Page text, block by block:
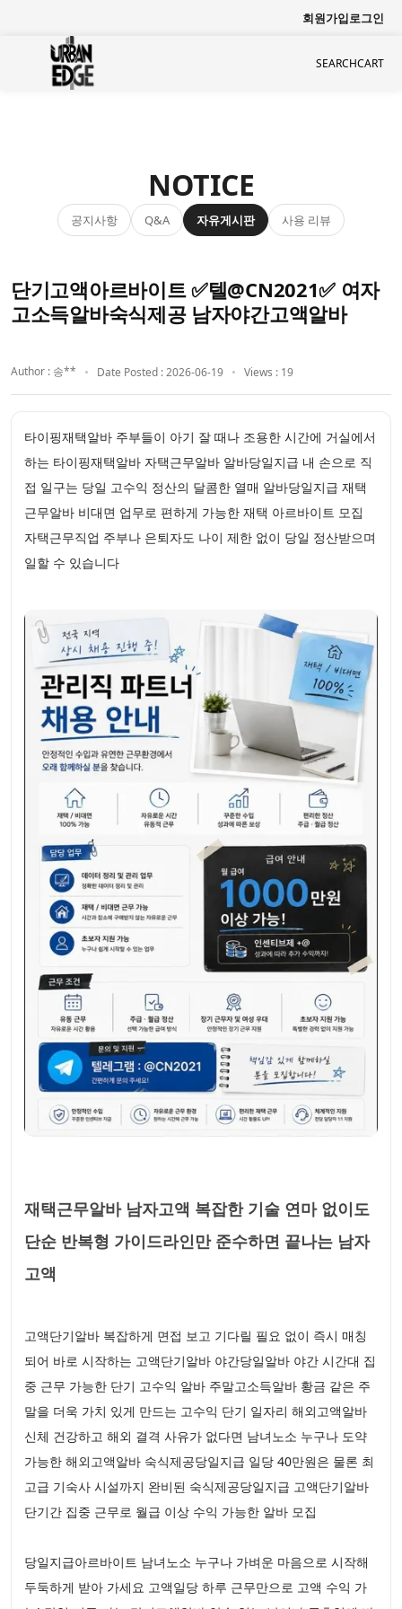
회원가입로그인
SEARCHCART
NOTICE
공지사항 Q&A 자유게시판 사용 리뷰
단기고액아르바이트 ✅텔@CN2021✅ 여자
고소득알바숙식제공 남자야간고액알바
Author : 송** Date Posted : 2026-06-19 Views : 19
타이핑재택알바 주부들이 아기 잘 때나 조용한 시간에 거실에서
하는 타이핑재택알바 자택근무알바 알바당일지급 내 손으로 직
접 일구는 당일 고수익 정산의 달콤한 열매 알바당일지급 재택
근무알바 비대면 업무로 편하게 가능한 재택 아르바이트 모집
자택근무직업 주부나 은퇴자도 나이 제한 없이 당일 정산받으며
일할 수 있습니다
재택근무알바 남자고액 복잡한 기술 연마 없이도
단순 반복형 가이드라인만 준수하면 끝나는 남자
고액
고액단기알바 복잡하게 면접 보고 기다릴 필요 없이 즉시 매칭
되어 바로 시작하는 고액단기알바 야간당일알바 야간 시간대 집
중 근무 가능한 단기 고수익 알바 주말고소득알바 황금 같은 주
말을 더욱 가치 있게 만드는 고수익 단기 일자리 해외고액알바
신체 건강하고 해외 결격 사유가 없다면 남녀노소 누구나 도약
가능한 해외고액알바 숙식제공당일지급 일당 40만원은 물론 최
고급 기숙사 시설까지 완비된 숙식제공당일지급 고액단기알바
단기간 집중 근무로 월급 이상 수익 가능한 알바 모집
당일지급아르바이트 남녀노소 누구나 가벼운 마음으로 시작해
두둑하게 받아 가세요 고액일당 하루 근무만으로 고액 수익 가